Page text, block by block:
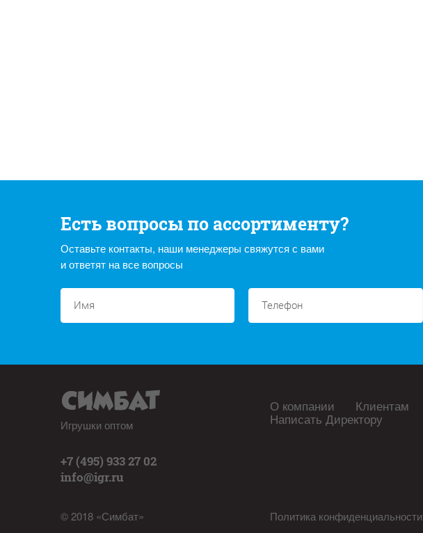
Есть вопросы по ассортименту?
Оставьте контакты, наши менеджеры свяжутся с вами
и ответят на все вопросы
Игрушки оптом
+7 (495) 933 27 02
info@igr.ru
© 2018 «Симбат»
О компании Клиентам
Написать Директору
Политика конфиденциальности